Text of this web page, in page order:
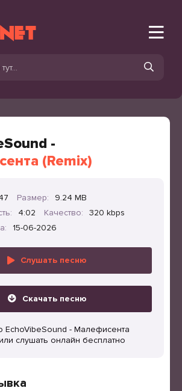
-
(Remix)
Размер:
9.24 MB
4:02 Качество:
320 kbps
15-06-2026
Слушать песню
Скачать песню
EchoVibeSound - Малефисента
слушать онлайн бесплатно